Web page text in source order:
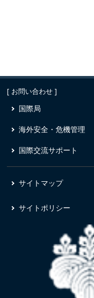
[ お問い合わせ ]
国際局
海外安全・危機管理
国際交流サポート
サイトマップ
サイトポリシー